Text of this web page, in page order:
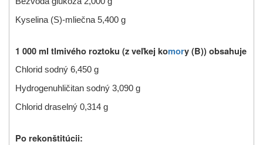
Kyselina (S)-mliečna 5,400 g
1 000 ml tlmivého roztoku (z veľkej komory (B)) obsahuje
Chlorid sodný 6,450 g
Hydrogenuhličitan sodný 3,090 g
Chlorid draselný 0,314 g
Po rekonštitúcii: